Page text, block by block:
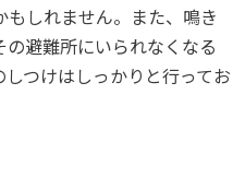
しれません。また、鳴き
避難所にいられなくなる
つけはしっかりと行ってお